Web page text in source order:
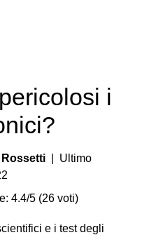
i
Rossetti | Ultimo
4.4/5 (26 voti)
e i test degli